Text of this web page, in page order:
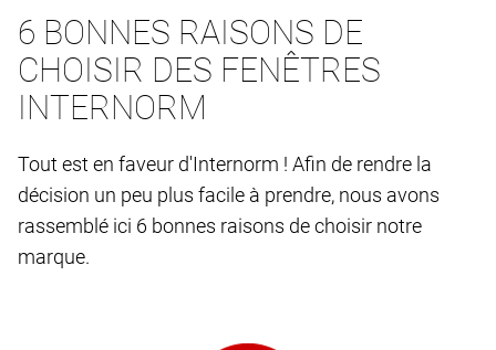
6 BONNES RAISONS DE
CHOISIR DES FENÊTRES
INTERNORM
Tout est en faveur d'Internorm ! Afin de rendre la
décision un peu plus facile à prendre, nous avons
rassemblé ici 6 bonnes raisons de choisir notre
marque.